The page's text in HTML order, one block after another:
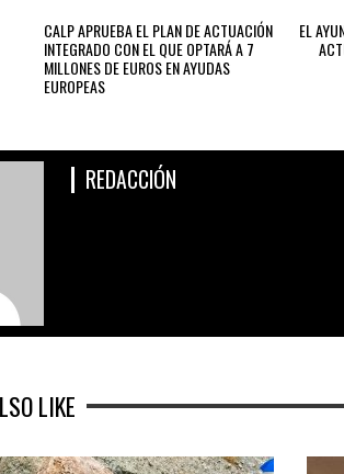
CALP APRUEBA EL PLAN DE ACTUACIÓN
INTEGRADO CON EL QUE OPTARÁ A 7
MILLONES DE EUROS EN AYUDAS
EUROPEAS
EL
REDACCIÓN
LIKE